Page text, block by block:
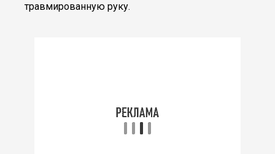
травмированную руку.